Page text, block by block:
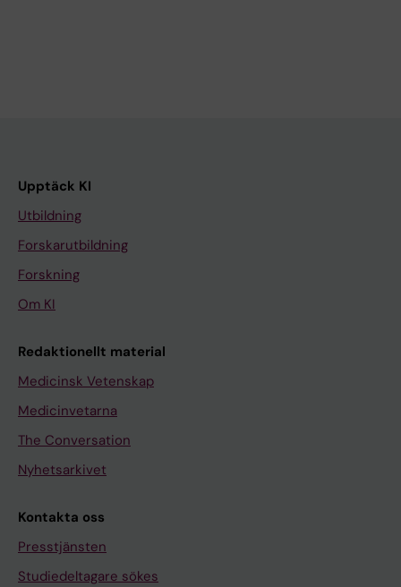
Upptäck KI
Utbildning
Forskarutbildning
Forskning
Om KI
Redaktionellt material
Medicinsk Vetenskap
Medicinvetarna
The Conversation
Nyhetsarkivet
Kontakta oss
Presstjänsten
Studiedeltagare sökes